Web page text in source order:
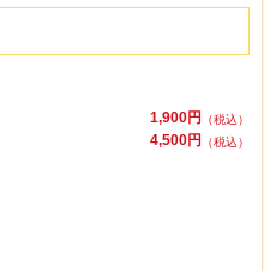
1,900円
（税込）
4,500円
（税込）